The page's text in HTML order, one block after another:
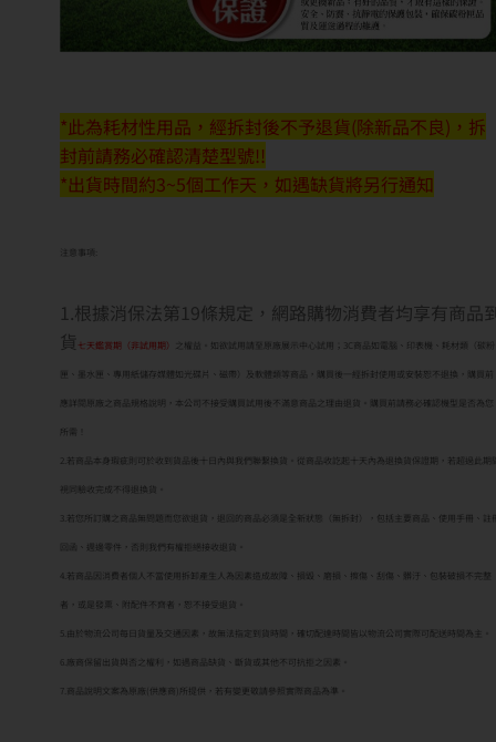
*此為耗材性用品，經拆封後不予退貨(除新品不良)，拆
封前請務必確認清楚型號!!
*出貨時間約3~5個工作天，如遇缺貨將另行通知
注意事項:
1.根據消保法第19條規定，網路購物消費者均享有商品
貨 七天鑑賞期（非試用期） 之權益。如欲試用請至原廠展示中心試用；3C商品如電腦、印表機、耗材類（碳粉
匣、墨水匣、專用紙儲存媒體如光碟片、磁帶）及軟體類等商品，購買後一經拆封使用或安裝恕不退換，購買前
應詳閱原廠之商品規格說明，本公司不接受購買試用後不滿意商品之理由退貨。購買前請務必確認機型是否為您
所需！
2.若商品本身瑕疵則可於收到貨品後十日內與我們聯繫換貨。從商品收訖起十天內為退換貨保證期，若超過此期
視同驗收完成不得退換貨。
3.若您所訂購之商品無問題而您欲退貨，退回的商品必須是全新狀態（無拆封），包括主要商品、使用手冊、註
回函、週邊零件，否則我們有權拒絕接收退貨。
4.若商品因消費者個人不當使用拆卸產生人為因素造成故障、損毀、磨損、擦傷、刮傷、髒汙、包裝破損不完整
者，或是發票、附配件不齊者，恕不接受退貨。
5.由於物流公司每日貨量及交通因素，故無法指定到貨時間，確切配達時間皆以物流公司實際可配送時間為主。
6.廠商保留出貨與否之權利，如遇商品缺貨、斷貨或其他不可抗拒之因素。
7.商品說明文案為原廠(供應商)所提供，若有變更敬請參照實際商品為準。